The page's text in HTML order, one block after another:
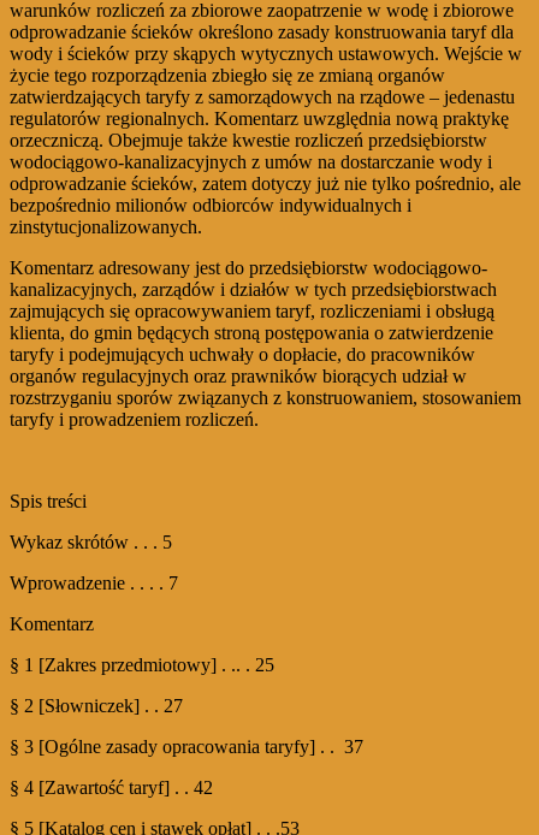
warunków rozliczeń za zbiorowe zaopatrzenie w wodę i zbiorowe
odprowadzanie ścieków określono zasady konstruowania taryf dla
wody i ścieków przy skąpych wytycznych ustawowych. Wejście w
życie tego rozporządzenia zbiegło się ze zmianą organów
zatwierdzających taryfy z samorządowych na rządowe – jedenastu
regulatorów regionalnych. Komentarz uwzględnia nową praktykę
orzeczniczą. Obejmuje także kwestie rozliczeń przedsiębiorstw
wodociągowo-kanalizacyjnych z umów na dostarczanie wody i
odprowadzanie ścieków, zatem dotyczy już nie tylko pośrednio, ale
bezpośrednio milionów odbiorców indywidualnych i
zinstytucjonalizowanych.
Komentarz adresowany jest do przedsiębiorstw wodociągowo-
kanalizacyjnych, zarządów i działów w tych przedsiębiorstwach
zajmujących się opracowywaniem taryf, rozliczeniami i obsługą
klienta, do gmin będących stroną postępowania o zatwierdzenie
taryfy i podejmujących uchwały o dopłacie, do pracowników
organów regulacyjnych oraz prawników biorących udział w
rozstrzyganiu sporów związanych z konstruowaniem, stosowaniem
taryfy i prowadzeniem rozliczeń.
Spis treści
Wykaz skrótów . . . 5
Wprowadzenie . . . . 7
Komentarz
§ 1 [Zakres przedmiotowy] . .. . 25
§ 2 [Słowniczek] . . 27
§ 3 [Ogólne zasady opracowania taryfy] . . 37
§ 4 [Zawartość taryf] . . 42
§ 5 [Katalog cen i stawek opłat] . . .53